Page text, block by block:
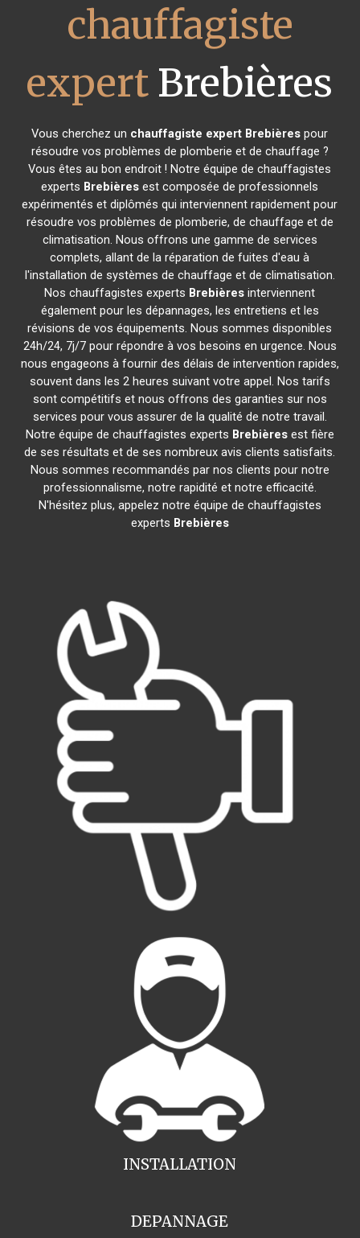
chauffagiste
expert Brebières
Vous cherchez un chauffagiste expert Brebières pour
résoudre vos problèmes de plomberie et de chauffage ?
Vous êtes au bon endroit ! Notre équipe de chauffagistes
experts Brebières est composée de professionnels
expérimentés et diplômés qui interviennent rapidement pour
résoudre vos problèmes de plomberie, de chauffage et de
climatisation. Nous offrons une gamme de services
complets, allant de la réparation de fuites d'eau à
l'installation de systèmes de chauffage et de climatisation.
Nos chauffagistes experts Brebières interviennent
également pour les dépannages, les entretiens et les
révisions de vos équipements. Nous sommes disponibles
24h/24, 7j/7 pour répondre à vos besoins en urgence. Nous
nous engageons à fournir des délais de intervention rapides,
souvent dans les 2 heures suivant votre appel. Nos tarifs
sont compétitifs et nous offrons des garanties sur nos
services pour vous assurer de la qualité de notre travail.
Notre équipe de chauffagistes experts Brebièresest fière
de ses résultats et de ses nombreux avis clients satisfaits.
Nous sommes recommandés par nos clients pour notre
professionnalisme, notre rapidité et notre efficacité.
N'hésitez plus, appelez notre équipe de chauffagistes
experts Brebières
INSTALLATION
DEPANNAGE